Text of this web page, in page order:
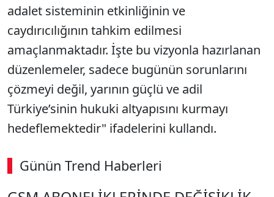
adalet sisteminin etkinliğinin ve
caydırıcılığının tahkim edilmesi
amaçlanmaktadır. İşte bu vizyonla hazırlanan
düzenlemeler, sadece bugünün sorunlarını
çözmeyi değil, yarının güçlü ve adil
Türkiye’sinin hukuki altyapısını kurmayı
hedeflemektedir" ifadelerini kullandı.
Günün Trend Haberleri